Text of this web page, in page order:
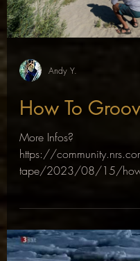
Andy Y.
How To
More Infos?
https://
tape/2023/08/15/how-